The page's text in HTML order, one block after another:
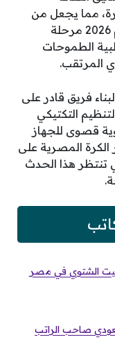
مما يجعل من
استعدادات منتخب مصر لكأس العالم 2026 مرحلة
الطموحات
المرتقب.
فريق قادر على
التكتيكي
قصوى للجهاز
المصرية على
تنتظر هذا الحدث
وبدء التوقيت الشتوي في مصر
صاحب الراتب